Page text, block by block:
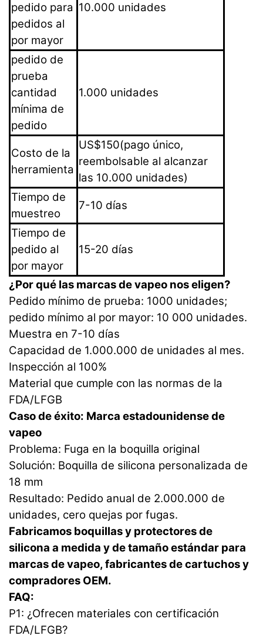
pedido para
pedidos al
por mayor
10.000 unidades
pedido de
prueba
cantidad
mínima de
pedido
1.000 unidades
Costo de la
herramienta
US$150(pago único,
reembolsable al alcanzar
las 10.000 unidades)
Tiempo de
muestreo
7-10 días
Tiempo de
pedido al
por mayor
15-20 días
¿Por qué las marcas de vapeo nos eligen?
Pedido mínimo de prueba: 1000 unidades;
pedido mínimo al por mayor: 10 000 unidades.
Muestra en 7-10 días
Capacidad de 1.000.000 de unidades al mes.
Inspección al 100%
Material que cumple con las normas de la
FDA/LFGB
Caso de éxito: Marca estadounidense de
vapeo
Problema: Fuga en la boquilla original
Solución: Boquilla de silicona personalizada de
18 mm
Resultado: Pedido anual de 2.000.000 de
unidades, cero quejas por fugas.
Fabricamos boquillas y protectores de
silicona a medida y de tamaño estándar para
marcas de vapeo, fabricantes de cartuchos y
compradores OEM.
FAQ:
P1: ¿Ofrecen materiales con certificación
FDA/LFGB?